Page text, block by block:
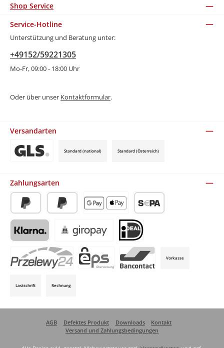
Shop Service
Service-Hotline
Unterstützung und Beratung unter:
+49152/59221305
Mo-Fr, 09:00 - 18:00 Uhr
Oder über unser Kontaktformular.
Versandarten
Standard (national) Standard (Österreich)
Zahlungsarten
PayPal Später BezahlenApple Pay / Google Pay (via Stripe)
SEPA-Lastschrift (via Stripe)
Klarna (via Stripe)Giropay (via Stripe) iDeal (via Stripe)
Vorkasse
Lastschrift Rechnung
AGB Defektes Produkt Downloads
Kontakt
Versand und Zahlungsbedingungen